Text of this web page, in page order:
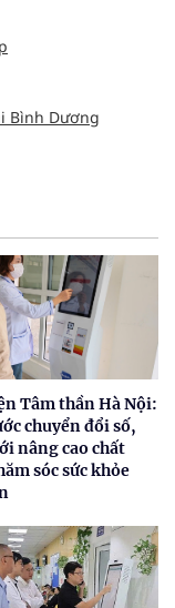
Bình Dương
Tâm thần Hà Nội:
chuyển đổi số,
nâng cao chất
sóc sức khỏe